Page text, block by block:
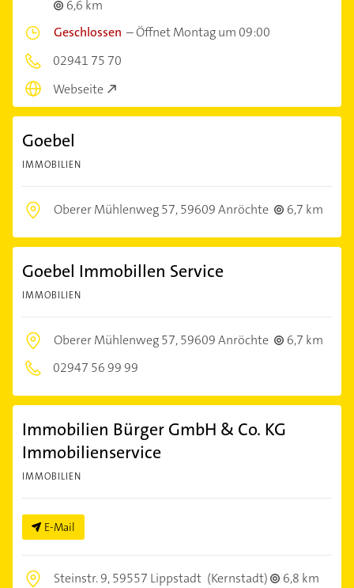
6,6 km
Geschlossen –Öffnet Montag um 09:00
02941 75 70
Webseite
Goebel
IMMOBILIEN
Oberer Mühlenweg 57,59609 Anröchte 6,7 km
Goebel Immobillen Service
IMMOBILIEN
Oberer Mühlenweg 57,59609 Anröchte
6,7 km
02947 56 99 99
Immobilien Bürger GmbH & Co. KG
Immobilienservice
IMMOBILIEN
E-Mail
Steinstr. 9,59557 Lippstadt (Kernstadt)
6,8 km